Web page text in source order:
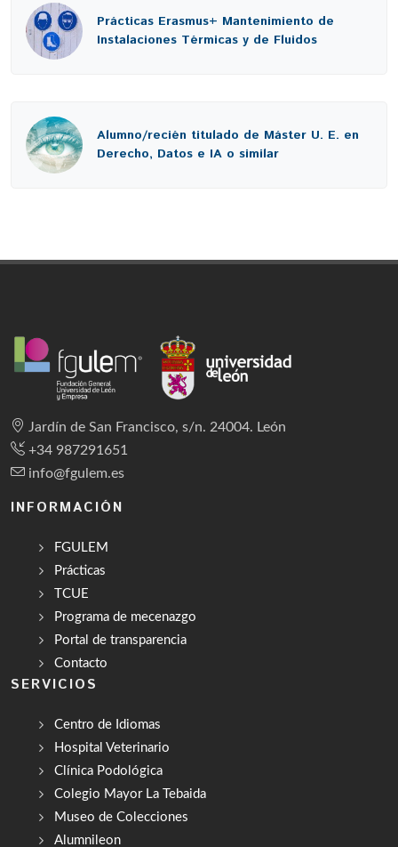
Prácticas Erasmus+ Mantenimiento de
Instalaciones Térmicas y de Fluidos
Alumno/recién titulado de Máster U. E. en
Derecho, Datos e IA o similar
Jardín de San Francisco, s/n. 24004. León
+34 987291651
info@fgulem.es
INFORMACIÓN
FGULEM
Prácticas
TCUE
Programa de mecenazgo
Portal de transparencia
Contacto
SERVICIOS
Centro de Idiomas
Hospital Veterinario
Clínica Podológica
Colegio Mayor La Tebaida
Museo de Colecciones
Alumnileon